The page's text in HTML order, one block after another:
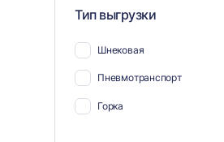
Тип выгрузки
Шнековая
Пневмотранспорт
Горка